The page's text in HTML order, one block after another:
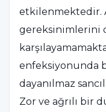
etkilenmektedir.
gereksinimlerini
enfeksiyonunda
dayanılmaz
Zor ve ağrılı bir